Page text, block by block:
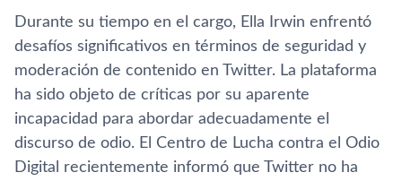
Durante su tiempo en el cargo, Ella Irwin enfrentó
desafíos significativos en términos de seguridad y
moderación de contenido en Twitter. La plataforma
ha sido objeto de críticas por su aparente
incapacidad para abordar adecuadamente el
discurso de odio. El Centro de Lucha contra el Odio
Digital recientemente informó que Twitter no ha